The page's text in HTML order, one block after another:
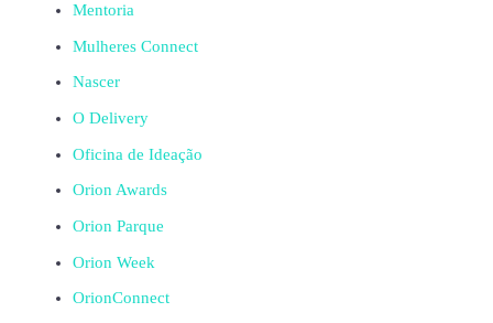
Mentoria
Mulheres Connect
Nascer
O Delivery
Oficina de Ideação
Orion Awards
Orion Parque
Orion Week
OrionConnect